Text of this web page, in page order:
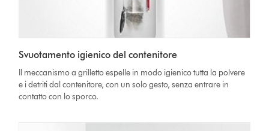
Svuotamento igienico del contenitore
Il meccanismo a grilletto espelle in modo igienico tutta la polvere
e i detriti dal contenitore, con un solo gesto, senza entrare in
contatto con lo sporco.